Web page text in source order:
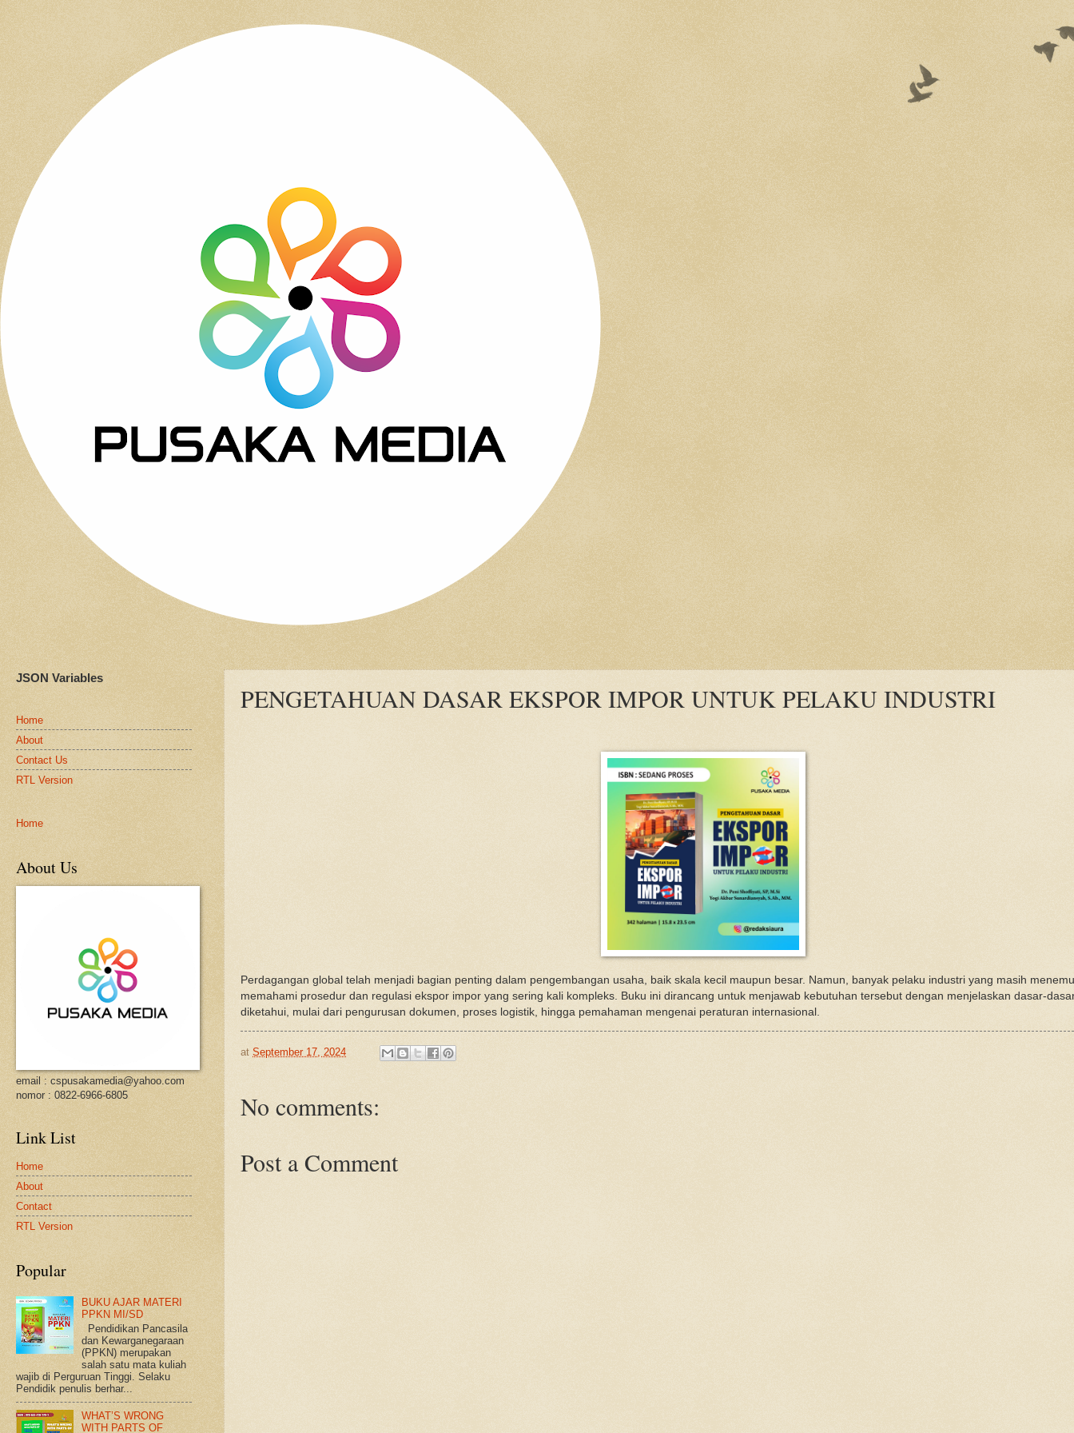
PENGETAHUAN DASAR EKSPOR IMPOR UNTUK PELAKU INDUSTRI
Perdagangan global telah menjadi bagian penting dalam pengembangan usaha, baik skala kecil maupun besar. Namun, banyak pelaku industri yang masih
memahami prosedur dan regulasi ekspor impor yang sering kali kompleks. Buku ini dirancang untuk menjawab kebutuhan tersebut dengan menjelaskan dasar-
diketahui, mulai dari pengurusan dokumen, proses logistik, hingga pemahaman mengenai peraturan internasional.
at September 17, 2024
No comments:
Post a Comment
JSON Variables
Home
About
Contact Us
RTL Version
Home
About Us
email : cspusakamedia@yahoo.com
nomor : 0822-6966-6805
Link List
Home
About
Contact
RTL Version
Popular
BUKU AJAR MATERI
PPKN MI/SD
Pendidikan Pancasila
dan Kewarganegaraan
(PPKN) merupakan
salah satu mata kuliah
wajib di Perguruan Tinggi. Selaku
Pendidik penulis berhar...
WHAT’S WRONG
WITH PARTS OF